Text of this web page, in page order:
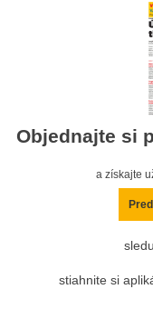
Objednajte si
a získajte
stiahnite si